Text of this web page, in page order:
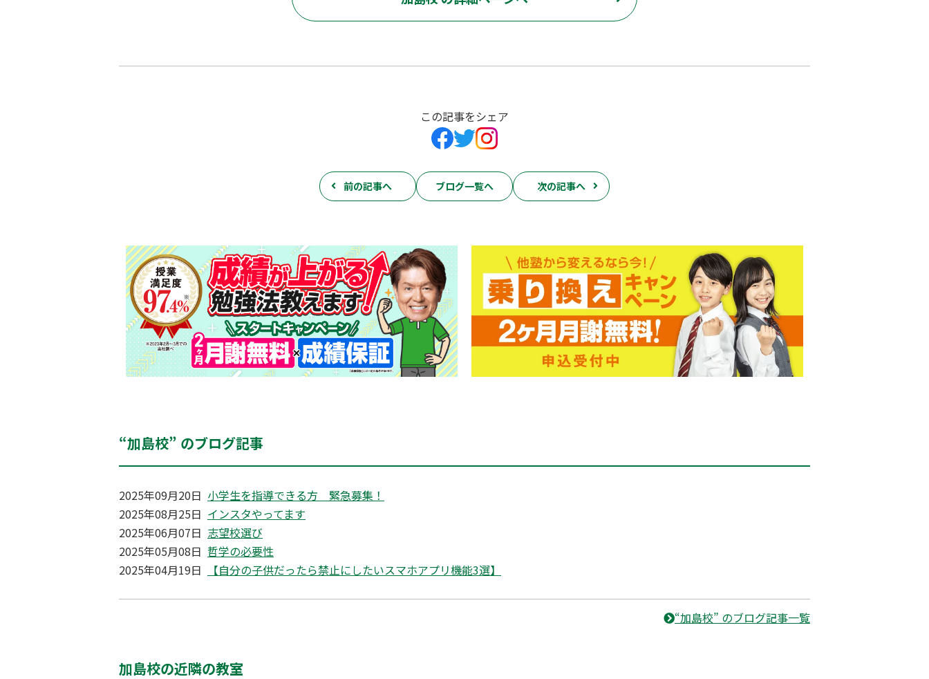
この記事をシェア
前の記事へ ブログ一覧へ 次の記事へ
“加島校” のブログ記事
2025年09月20日 小学生を指導できる方 緊急募集！
2025年08月25日 インスタやってます
2025年06月07日 志望校選び
2025年05月08日 哲学の必要性
2025年04月19日
【自分の子供だったら禁止にしたいスマホアプリ機能3選】
“加島校” のブログ記事一覧
加島校の近隣の教室